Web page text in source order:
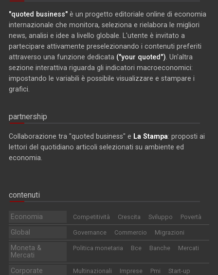
"quoted business" è un progetto editoriale online di economia
internazionale che monitora, seleziona e rielabora le migliori
news, analisi e idee a livello globale. L'utente è invitato a
partecipare attivamente preselezionando i contenuti preferiti
attraverso una funzione dedicata ("your quoted") . Un'altra
sezione interattiva riguarda gli indicatori macroeconomici:
impostando le variabili è possibile visualizzare e stampare i
grafici.
partnership
Collaborazione tra "quoted business" e La Stampa: proposti ai
lettori del quotidiano articoli selezionati su ambiente ed
economia.
contenuti
Economia Competitività Crescita Sviluppo Povertà
Global Governance Commercio Migrazioni
Moneta &
Mercati
Politica monetaria Bce Banche Mercati
Corporate Multinazionali Imprese Pmi Start-up